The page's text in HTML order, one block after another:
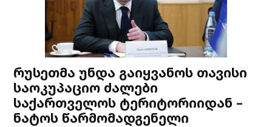
რუსეთმა უნდა გაიყვანოს თავისი
საოკუპაციო ძალები
საქართველოს ტერიტორიიდან –
ნატოს წარმომადგენელი